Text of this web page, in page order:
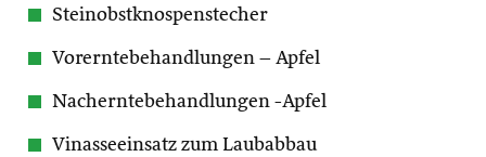
Steinobstknospenstecher
Vorerntebehandlungen – Apfel
Nacherntebehandlungen -Apfel
Vinasseeinsatz zum Laubabbau